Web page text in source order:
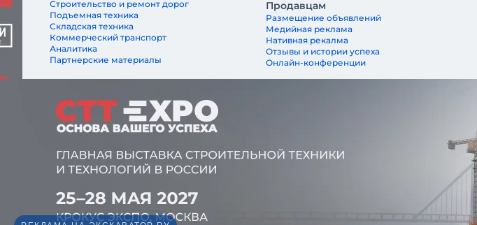
Строительство и ремонт дорог
Подъемная техника
Складская техника
Коммерческий транспорт
Аналитика
Партнерские материалы
Продавцам
Размещение объявлений
Медийная реклама
Нативная рекалма
Отзывы и истории успеха
Онлайн-конференции